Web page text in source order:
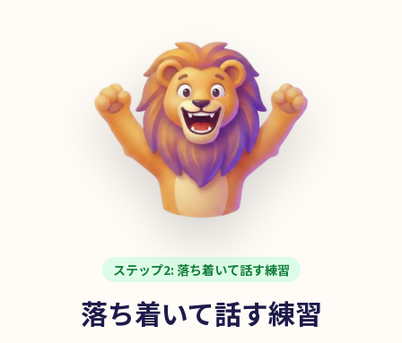
ステップ2: 落ち着いて話す練習
落ち着いて話す練習